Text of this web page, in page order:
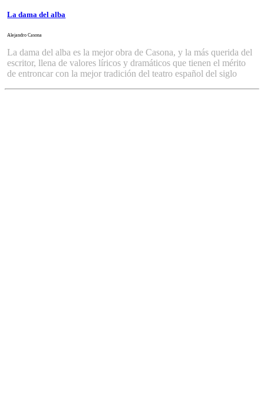
La dama del alba
Alejandro Casona
La dama del alba es la mejor obra de Casona, y la más querida del
escritor, llena de valores líricos y dramáticos que tienen el mérito
de entroncar con la mejor tradición del teatro español del siglo